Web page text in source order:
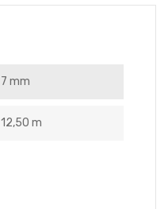
7 mm
12,50 m